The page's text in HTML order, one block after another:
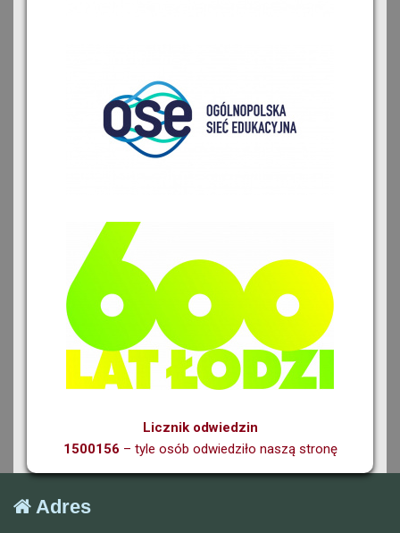
Licznik odwiedzin
1500156 – tyle osób odwiedziło naszą stronę
Adres